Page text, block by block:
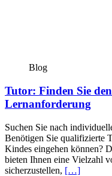
Blog
Tutor: Finden Sie
Lernanforderung
Suchen Sie nach
Benötigen Sie qualifizierte
Kindes eingehen können?
bieten Ihnen eine Vielzahl
sicherzustellen, […]